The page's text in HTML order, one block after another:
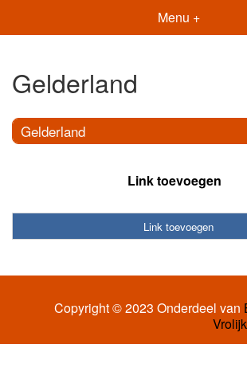
Menu +
Gelderland
Gelderland
Link toevoegen
Link toevoegen
Copyright © 2023 Onderdeel van